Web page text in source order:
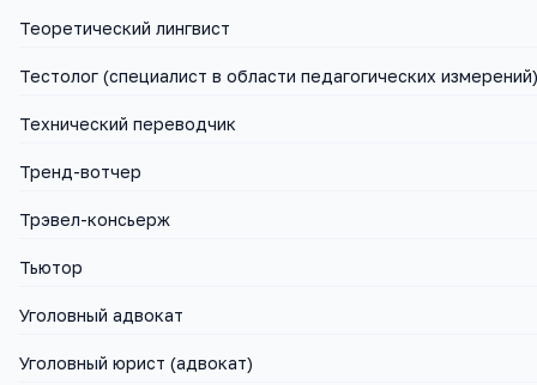
Теоретический лингвист
Тестолог (специалист в области педагогических измерений)
Технический переводчик
Тренд-вотчер
Трэвел-консьерж
Тьютор
Уголовный адвокат
Уголовный юрист (адвокат)